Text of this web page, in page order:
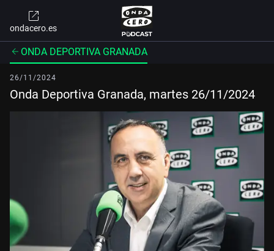
ondacero.es
ONDA DEPORTIVA GRANADA
26/11/2024
Onda Deportiva Granada, martes 26/11/2024